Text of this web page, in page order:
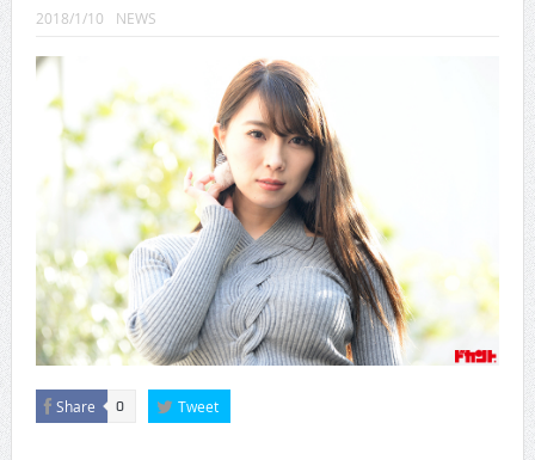
CINEMA×STYLE 287号
CINEMA×STYLE 285号
CINEMA×STYLE 294号
2018/1/10 NEWS
Share 0 Tweet